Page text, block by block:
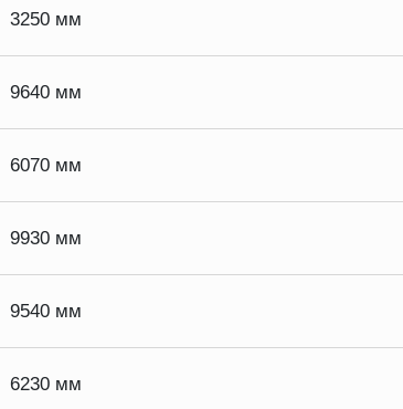
3250 мм
9640 мм
6070 мм
9930 мм
9540 мм
6230 мм